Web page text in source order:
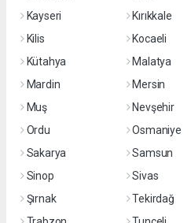
Kayseri
Kırıkkale
Kilis
Kocaeli
Kütahya
Malatya
Mardin
Mersin
Muş
Nevşehir
Ordu
Osmaniye
Sakarya
Samsun
Sinop
Sivas
Şırnak
Tekirdağ